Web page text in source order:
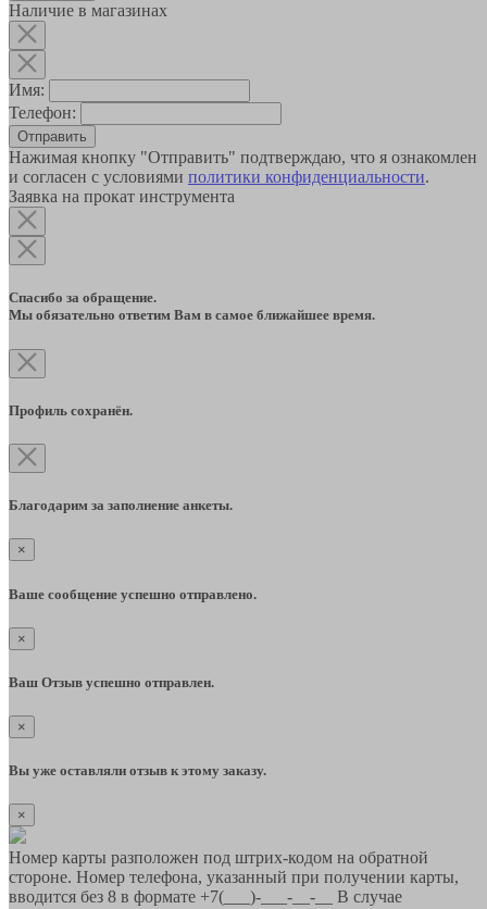
Наличие в магазинах
Имя:
Телефон:
Отправить
Нажимая кнопку "Отправить" подтверждаю, что я ознакомлен
и согласен с условиями политики конфиденциальности.
Заявка на прокат инструмента
Спасибо за обращение.
Мы обязательно ответим Вам в самое ближайшее время.
Профиль сохранён.
Благодарим за заполнение анкеты.
×
Ваше сообщение успешно отправлено.
×
Ваш Отзыв успешно отправлен.
×
Вы уже оставляли отзыв к этому заказу.
×
Номер карты разположен под штрих-кодом на обратной
стороне. Номер телефона, указанный при получении карты,
вводится без 8 в формате +7(___)-___-__-__ В случае